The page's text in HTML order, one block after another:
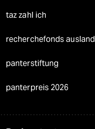
taz zahl ich
recherchefonds ausland
panterstiftung
panterpreis 2026